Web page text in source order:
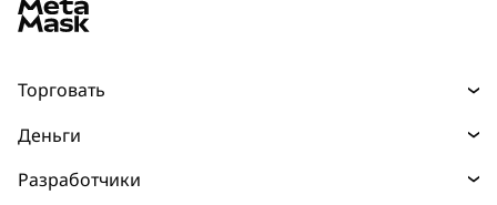
Торговать
Прогнозы
Деньги
Разработчики